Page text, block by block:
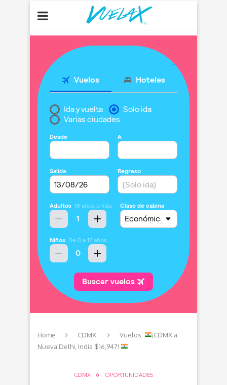
Home CDMX Vuelos:
¡CDMX a
Nueva Delhi, India $16,947!
CDMX OPORTUNIDADES